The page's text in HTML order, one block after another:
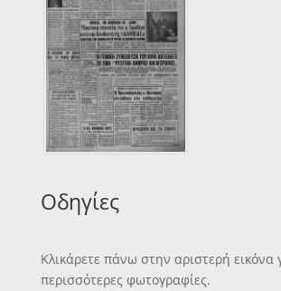
Οδηγίες
Κλικάρετε πάνω στην αριστερή εικόνα
περισσότερες φωτογραφίες.